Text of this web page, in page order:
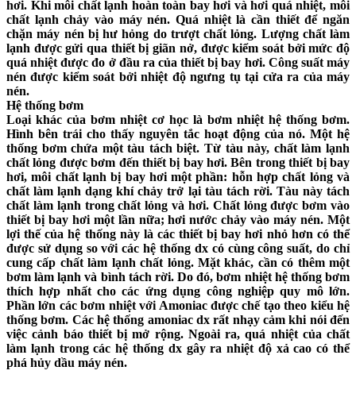
hơi. Khi môi chất lạnh hoàn toàn bay hơi và hơi quá nhiệt, môi
chất lạnh chảy vào máy nén. Quá nhiệt là cần thiết để ngăn
chặn máy nén bị hư hỏng do trượt chất lỏng. Lượng chất làm
lạnh được gửi qua thiết bị giãn nở, được kiểm soát bởi mức độ
quá nhiệt được đo ở đầu ra của thiết bị bay hơi. Công suất máy
nén được kiểm soát bởi nhiệt độ ngưng tụ tại cửa ra của máy
nén.
Hệ thống bơm
Loại khác của bơm nhiệt cơ học là bơm nhiệt hệ thống bơm.
Hình bên trái cho thấy nguyên tắc hoạt động của nó. Một hệ
thống bơm chứa một tàu tách biệt. Từ tàu này, chất làm lạnh
chất lỏng được bơm đến thiết bị bay hơi. Bên trong thiết bị bay
hơi, môi chất lạnh bị bay hơi một phần: hỗn hợp chất lỏng và
chất làm lạnh dạng khí chảy trở lại tàu tách rời. Tàu này tách
chất làm lạnh trong chất lỏng và hơi. Chất lỏng được bơm vào
thiết bị bay hơi một lần nữa; hơi nước chảy vào máy nén. Một
lợi thế của hệ thống này là các thiết bị bay hơi nhỏ hơn có thể
được sử dụng so với các hệ thống dx có cùng công suất, do chỉ
cung cấp chất làm lạnh chất lỏng. Mặt khác, cần có thêm một
bơm làm lạnh và bình tách rời. Do đó, bơm nhiệt hệ thống bơm
thích hợp nhất cho các ứng dụng công nghiệp quy mô lớn.
Phần lớn các bơm nhiệt với Amoniac được chế tạo theo kiểu hệ
thống bơm. Các hệ thống amoniac dx rất nhạy cảm khi nói đến
việc cảnh báo thiết bị mở rộng. Ngoài ra, quá nhiệt của chất
làm lạnh trong các hệ thống dx gây ra nhiệt độ xả cao có thể
phá hủy dầu máy nén.